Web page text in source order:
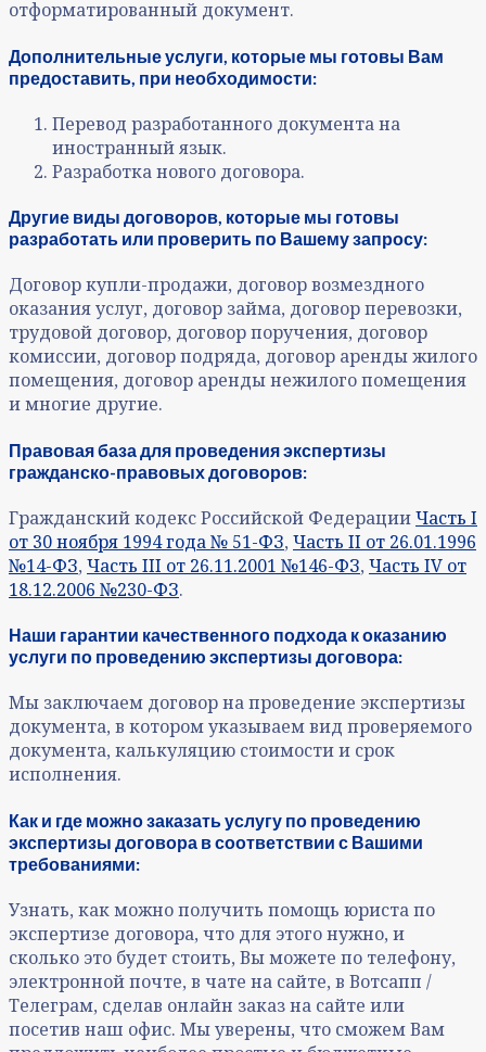
отформатированный документ.
Дополнительные услуги, которые мы готовы Вам
предоставить, при необходимости:
Перевод разработанного документа на
иностранный язык.
Разработка нового договора.
Другие виды договоров, которые мы готовы
разработать или проверить по Вашему запросу:
Договор купли-продажи, договор возмездного
оказания услуг, договор займа, договор перевозки,
трудовой договор, договор поручения, договор
комиссии, договор подряда, договор аренды жилого
помещения, договор аренды нежилого помещения
и многие другие.
Правовая база для проведения экспертизы
гражданско-правовых договоров:
Гражданский кодекс Российской ФедерацииЧасть I
от 30 ноября 1994 года № 51-ФЗ, Часть II от 26.01.1996
№14-ФЗ, Часть III от 26.11.2001 №146-ФЗ, Часть IV от
18.12.2006 №230-ФЗ.
Наши гарантии качественного подхода к оказанию
услуги по проведению экспертизы договора:
Мы заключаем договор на проведение экспертизы
документа, в котором указываем вид проверяемого
документа, калькуляцию стоимости и срок
исполнения.
Как и где можно заказать услугу по проведению
экспертизы договора в соответствии с Вашими
требованиями:
Узнать, как можно получить помощь юриста по
экспертизе договора, что для этого нужно, и
сколько это будет стоить, Вы можете по телефону,
электронной почте, в чате на сайте, в Вотсапп /
Телеграм, сделав онлайн заказ на сайте или
посетив наш офис. Мы уверены, что сможем Вам